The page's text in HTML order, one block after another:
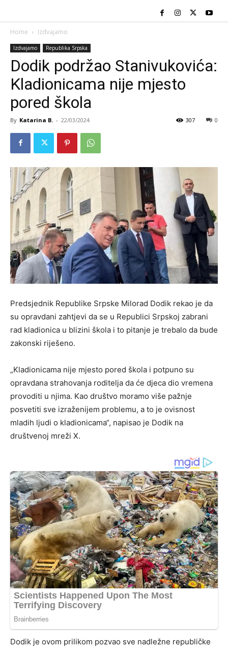
Home Izdvajamo
Izdvajamo Republika Srpska
Dodik podržao Stanivukovića:
Kladionicama nije mjesto
pored škola
By Katarina B. - 22/03/2024 0
307
Predsjednik Republike Srpske Milorad Dodik rekao je da
su opravdani zahtjevi da se u Republici Srpskoj zabrani
rad kladionica u blizini škola i to pitanje je trebalo da bude
zakonski riješeno.
„Kladionicama nije mjesto pored škola i potpuno su
opravdana strahovanja roditelja da će djeca dio vremena
provoditi u njima. Kao društvo moramo više pažnje
posvetiti sve izraženijem problemu, a to je ovisnost
mladih ljudi o kladionicama“, napisao je Dodik na
društvenoj mreži X.
Dodik je ovom prilikom pozvao sve nadležne republičke